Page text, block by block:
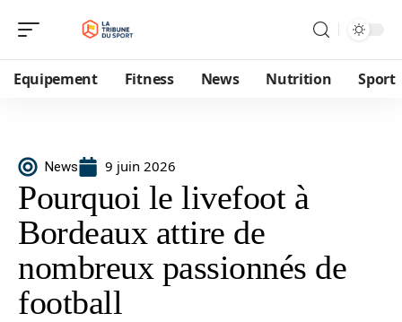
Equipement Fitness News Nutrition Sport
News 9 juin 2026
Pourquoi le livefoot à
Bordeaux attire de
nombreux passionnés de
football